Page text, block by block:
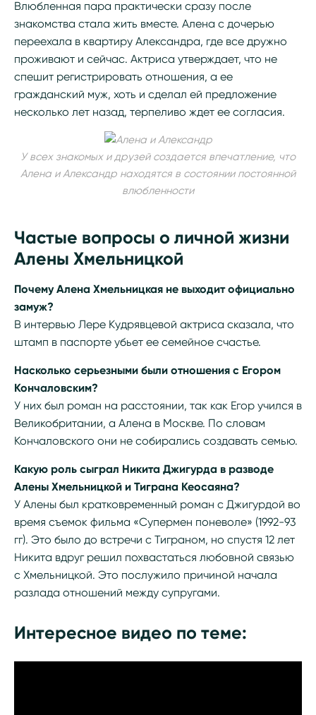
Влюбленная пара практически сразу после
знакомства стала жить вместе. Алена с дочерью
переехала в квартиру Александра, где все дружно
проживают и сейчас. Актриса утверждает, что не
спешит регистрировать отношения, а ее
гражданский муж, хоть и сделал ей предложение
несколько лет назад, терпеливо ждет ее согласия.
У всех знакомых и друзей создается впечатление, что
Алена и Александр находятся в состоянии постоянной
влюбленности
Частые вопросы о личной жизни
Алены Хмельницкой
Почему Алена Хмельницкая не выходит официально
замуж?
В интервью Лере Кудрявцевой актриса сказала, что
штамп в паспорте убьет ее семейное счастье.
Насколько серьезными были отношения с Егором
Кончаловским?
У них был роман на расстоянии, так как Егор учился в
Великобритании, а Алена в Москве. По словам
Кончаловского они не собирались создавать семью.
Какую роль сыграл Никита Джигурда в разводе
Алены Хмельницкой и Тиграна Кеосаяна?
У Алены был кратковременный роман с Джигурдой во
время съемок фильма «Супермен поневоле» (1992-93
гг). Это было до встречи с Тиграном, но спустя 12 лет
Никита вдруг решил похвастаться любовной связью
с Хмельницкой. Это послужило причиной начала
разлада отношений между супругами.
Интересное видео по теме: